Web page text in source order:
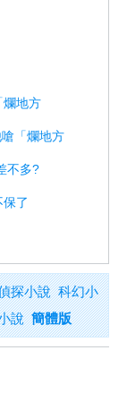
地方
「爛地方
不多?
了
探小說 科幻小
說 簡體版